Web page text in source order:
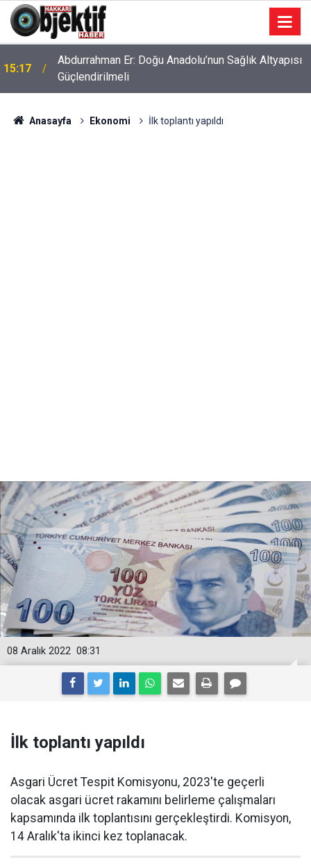
15:17
Abdurrahman Er: Doğu Anadolu’nun Sağlık Altyapısı
Güçlendirilmeli
Anasayfa Ekonomi İlk toplantı yapıldı
08:31
08 Aralık 2022
İlk toplantı yapıldı
Asgari Ücret Tespit Komisyonu, 2023'te geçerli
olacak asgari ücret rakamını belirleme çalışmaları
kapsamında ilk toplantısını gerçekleştirdi. Komisyon,
14 Aralık'ta ikinci kez toplanacak.